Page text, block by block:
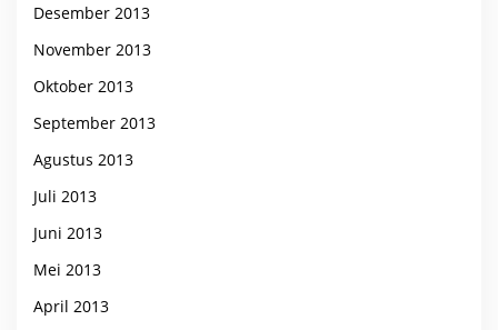
Desember 2013
November 2013
Oktober 2013
September 2013
Agustus 2013
Juli 2013
Juni 2013
Mei 2013
April 2013